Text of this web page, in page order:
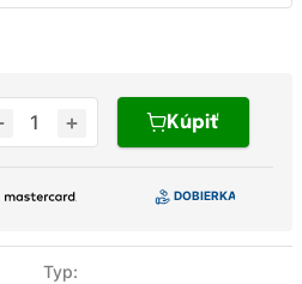
Typ:
Kúpiť